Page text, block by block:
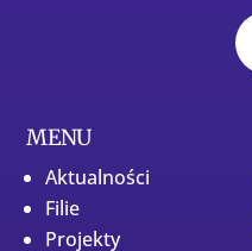
MENU
Aktualności
Filie
Projekty